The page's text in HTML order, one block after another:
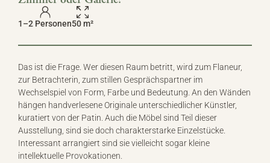
1–2 Personen50 m²
Das ist die Frage. Wer diesen Raum betritt, wird zum Flaneur,
zur Betrachterin, zum stillen Gesprächspartner im
Wechselspiel von Form, Farbe und Bedeutung. An den Wänden
hängen handverlesene Originale unterschiedlicher Künstler,
kuratiert von der Patin. Auch die Möbel sind Teil dieser
Ausstellung, sind sie doch charakterstarke Einzelstücke.
Interessant arrangiert sind sie vielleicht sogar kleine
intellektuelle Provokationen.